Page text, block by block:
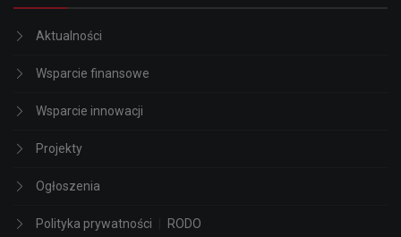
Aktualności
Wsparcie finansowe
Wsparcie innowacji
Projekty
Ogłoszenia
Polityka prywatności RODO